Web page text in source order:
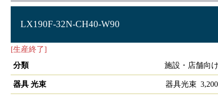
LX190F-32N-CH40-W90
[生産終了]
分類
施設・店舗向
器具 光束 器具光束 3,200